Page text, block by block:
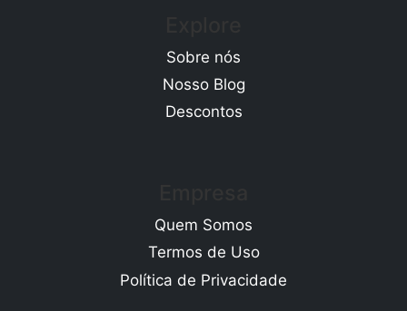
Sobre nós
Nosso Blog
Descontos
Quem Somos
Termos de Uso
Política de Privacidade